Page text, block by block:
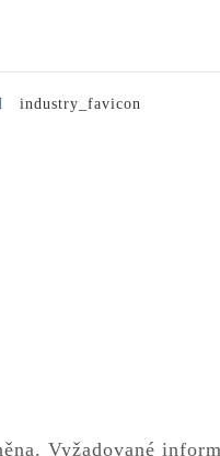
industry_favicon
Vyžadované